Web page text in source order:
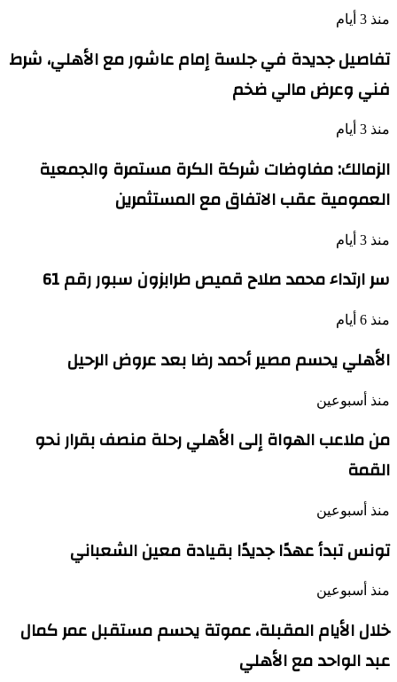
منذ 3 أيام
تفاصيل جديدة في جلسة إمام عاشور مع الأهلي، شرط
فني وعرض مالي ضخم
منذ 3 أيام
الزمالك: مفاوضات شركة الكرة مستمرة والجمعية
العمومية عقب الاتفاق مع المستثمرين
منذ 3 أيام
سر ارتداء محمد صلاح قميص طرابزون سبور رقم 61
منذ 6 أيام
الأهلي يحسم مصير أحمد رضا بعد عروض الرحيل
منذ أسبوعين
من ملاعب الهواة إلى الأهلي رحلة منصف بقرار نحو
القمة
منذ أسبوعين
تونس تبدأ عهدًا جديدًا بقيادة معين الشعباني
منذ أسبوعين
خلال الأيام المقبلة، عموتة يحسم مستقبل عمر كمال
عبد الواحد مع الأهلي